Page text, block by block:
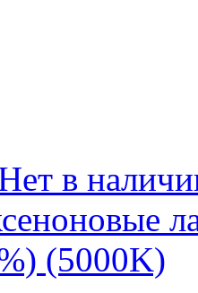
в
(5000K)